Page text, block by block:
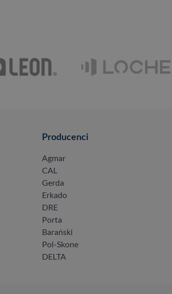
Producenci
Agmar
CAL
Gerda
Erkado
DRE
Porta
Barański
Pol-Skone
DELTA